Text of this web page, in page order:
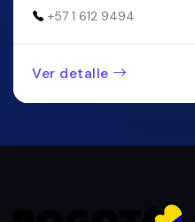
+57 1 612 9494
Ver detalle